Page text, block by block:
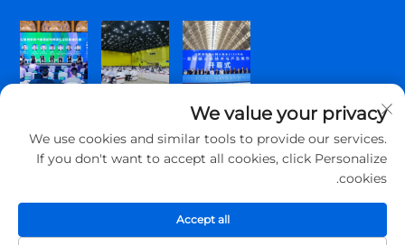
محفوظ است.
We value your privacy
We use cookies and similar tools to provide our services.
If you don't want to accept all cookies, click Personalize
cookies.
Accept all